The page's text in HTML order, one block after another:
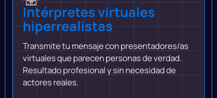
Intérpretes virtuales
hiperrealistas
Transmite tu mensaje con presentadores/as
virtuales que parecen personas de verdad.
Resultado profesional y sin necesidad de
actores reales.